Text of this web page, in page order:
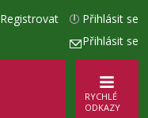
Přihlásit se
Přihlásit se
Registrovat
RYCHLÉ
ODKAZY